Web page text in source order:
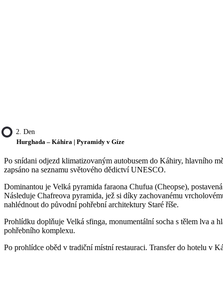
2. Den
Hurghada – Káhira | Pyramidy v Gíze
Po snídani odjezd klimatizovaným autobusem do Káhiry, hlavního
zapsáno na seznamu světového dědictví UNESCO.
Dominantou je Velká pyramida faraona Chufua (Cheopse),
Následuje Chafreova pyramida, jež si díky zachovanému
nahlédnout do původní pohřební architektury Staré říše.
Prohlídku doplňuje Velká sfinga, monumentální socha s tělem lva a
pohřebního komplexu.
Po prohlídce oběd v tradiční místní restauraci. Transfer do hotelu v